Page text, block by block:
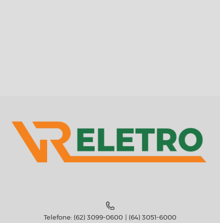
Telefone: (62) 3099-0600 (64) 3051-6000